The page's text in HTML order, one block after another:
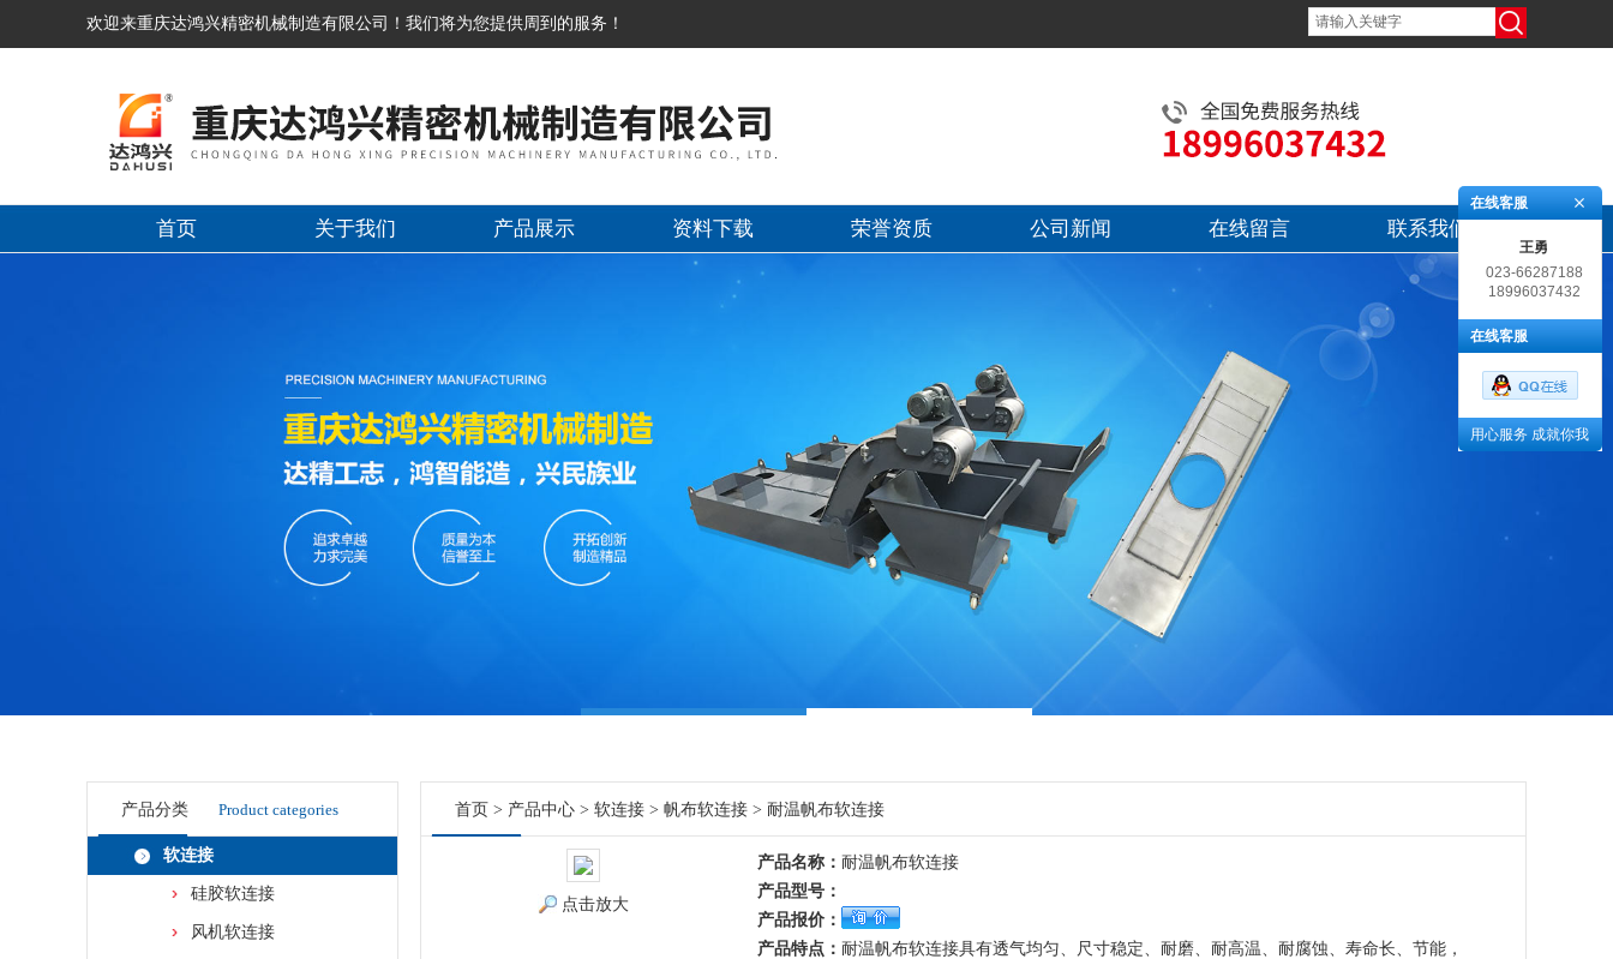
欢迎来重庆达鸿兴精密机械制造有限公司！我们将为您提供周到的服务！
首页 关于我们 产品展示 资料下载 荣誉资质 公司新闻 在线留言 联系我们
产品分类 Product categories
软连接
硅胶软连接
风机软连接
首页 > 产品中心 > 软连接 > 帆布软连接 > 耐温帆布软连接
点击放大
产品名称： 耐温帆布软连接
产品型号：
产品报价：
产品特点： 耐温帆布软连接具有透气均匀、尺寸稳定、耐磨、耐高温、耐腐蚀、寿命长、节能，
在线客服
王勇
023-66287188
18996037432
在线客服
用心服务 成就你我